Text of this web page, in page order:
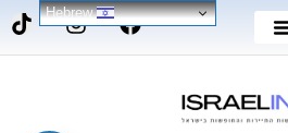
Hebrew